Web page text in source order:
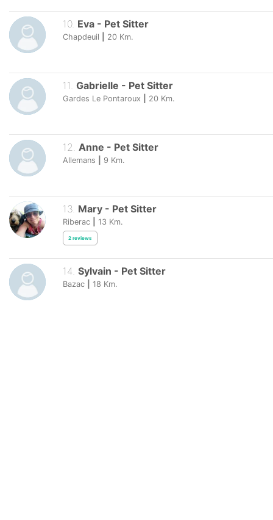
10. Eva - Pet Sitter
Chapdeuil 20 Km.
11 Gabrielle - Pet Sitter
Gardes Le Pontaroux 20 Km.
12. Anne - Pet Sitter
Allemans 9 Km.
13. Mary - Pet Sitter
Riberac 13 Km.
2 reviews
14 Sylvain - Pet Sitter
Bazac 18 Km.